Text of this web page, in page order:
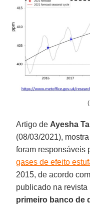
Artigo de Ayesha
(08/03/2021),
foram responsáveis
gases de efeito
2015, de acordo
publicado na revista
primeiro banco de